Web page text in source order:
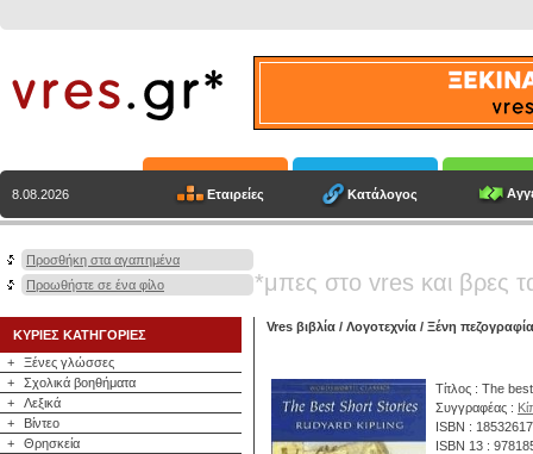
8.08.2026 Εταιρείες Κατάλογος
Προσθήκη στα αγαπημένα
Προωθήστε σε ένα φίλο
*μπες στο vres και βρες
ΚΥΡΙΕΣ ΚΑΤΗΓΟΡΙΕΣ
+
Ξένες γλώσσες
+
Σχολικά βοηθήματα
+
Λεξικά
+
Βίντεο
+
Θρησκεία
Vres βιβλία / Λογοτεχνία / Ξένη πεζογραφία
Τίτλος : The
Συγγραφέας :
ISBN :
ISBN 13 :